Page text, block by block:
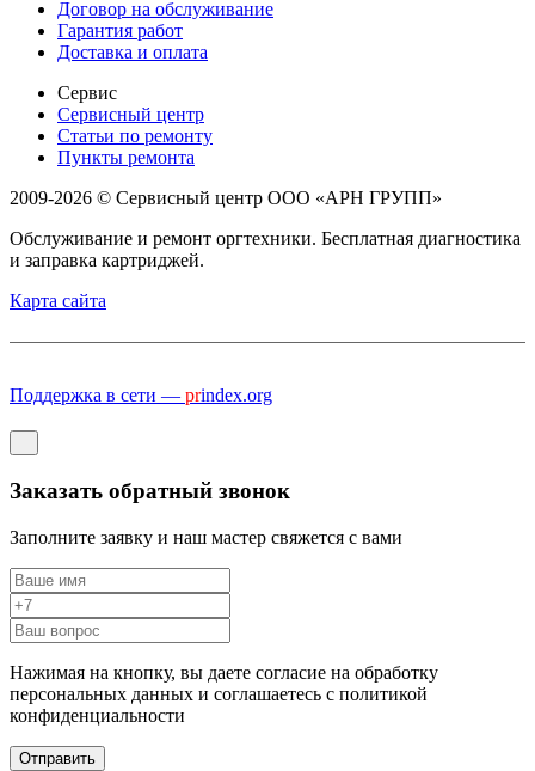
Договор на обслуживание
Гарантия работ
Доставка и оплата
Сервис
Сервисный центр
Статьи по ремонту
Пункты ремонта
2009-2026 © Сервисный центр ООО «АРН ГРУПП»
Обслуживание и ремонт оргтехники. Бесплатная диагностика
и заправка картриджей.
Карта сайта
Поддержка в сети — prindex.org
Заказать обратный звонок
Заполните заявку и наш мастер свяжется с вами
Нажимая на кнопку, вы даете согласие на обработку
персональных данных и соглашаетесь c политикой
конфиденциальности
Отправить